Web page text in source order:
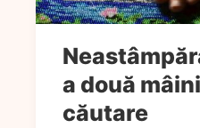
a două
căutare